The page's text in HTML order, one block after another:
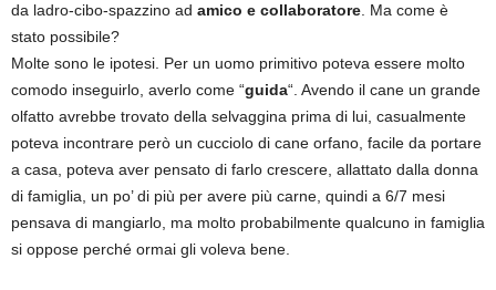
da ladro-cibo-spazzino ad amico e collaboratore. Ma come è
stato possibile?
Molte sono le ipotesi. Per un uomo primitivo poteva essere molto
comodo inseguirlo, averlo come “guida“. Avendo il cane un grande
olfatto avrebbe trovato della selvaggina prima di lui, casualmente
poteva incontrare però un cucciolo di cane orfano, facile da portare
a casa, poteva aver pensato di farlo crescere, allattato dalla donna
di famiglia, un po’ di più per avere più carne, quindi a 6/7 mesi
pensava di mangiarlo, ma molto probabilmente qualcuno in famiglia
si oppose perché ormai gli voleva bene.